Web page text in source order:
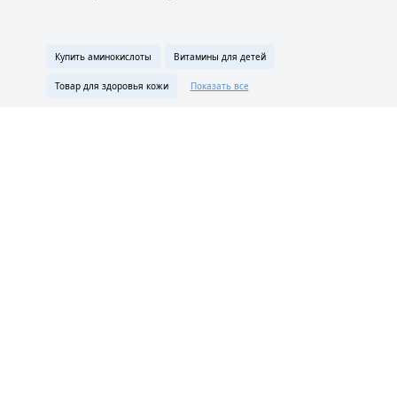
Купить аминокислоты Витамины для детей
Товар для здоровья кожи Показать все